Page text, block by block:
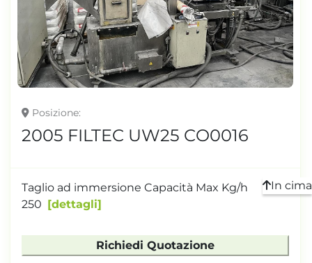
TONNELLAGGIO
Posizione
2005 FILTEC UW25 CO0016
Taglio ad immersione Capacità Max Kg/h
250
dettagli
Richiedi Quotazione
In cima